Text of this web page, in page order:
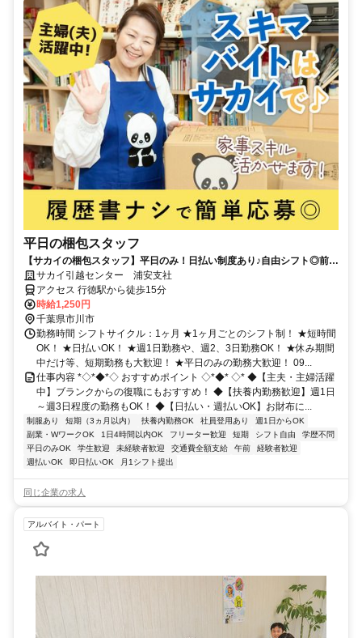
平日の梱包スタッフ
【サカイの梱包スタッフ】平日のみ！日払い制度あり♪自由シフト◎前日
まで申請で好きな時に働ける
サカイ引越センター 浦安支社
アクセス 行徳駅から徒歩15分
時給1,250円
千葉県市川市
勤務時間 シフトサイクル：1ヶ月 ★1ヶ月ごとのシフト制！ ★短時間
OK！ ★日払いOK！ ★週1日勤務や、週2、3日勤務OK！ ★休み期間
中だけ等、短期勤務も大歓迎！ ★平日のみの勤務大歓迎！ 09...
仕事内容 *◇*◆*◇ おすすめポイント ◇*◆* ◇* ◆【主夫・主婦活躍
中】ブランクからの復職にもおすすめ！ ◆【扶養内勤務歓迎】週1日
～週3日程度の勤務もOK！ ◆【日払い・週払いOK】お財布に...
制服あり 短期（3ヵ月以内） 扶養内勤務OK 社員登用あり
週1日からOK
副業・WワークOK
1日4時間以内OK フリーター歓迎 短期 シフト自由
学歴不問
平日のみOK
学生歓迎 未経験者歓迎 交通費全額支給 午前
経験者歓迎
週払いOK
即日払いOK 月1シフト提出
同じ企業の求人
アルバイト・パート